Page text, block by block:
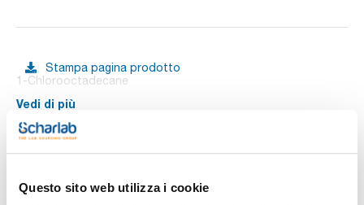
Questo sito web utilizza i cookie
Stampa pagina prodotto
1-Chlorooctadecane
Vedi di più
Documentazione tecnica